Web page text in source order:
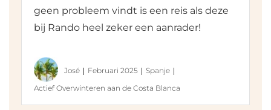
geen probleem vindt is een reis als deze
bij Rando heel zeker een aanrader!
José Februari 2025
Spanje
Actief Overwinteren aan de Costa Blanca